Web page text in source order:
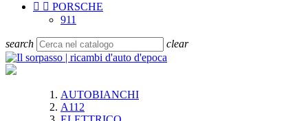
  PORSCHE
911
search clear
AUTOBIANCHI
A112